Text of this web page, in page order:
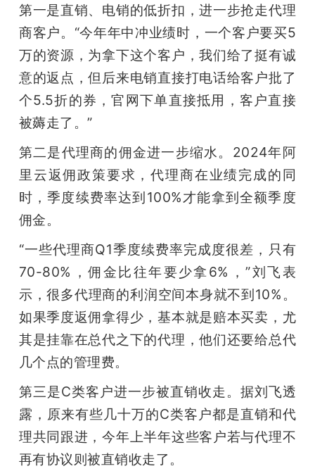
第一是直销、电销的低折扣，进一步抢走代理
商客户。“今年年中冲业绩时，一个客户要买5
万的资源，为拿下这个客户，我们给了挺有诚
意的返点，但后来电销直接打电话给客户批了
个5.5折的券，官网下单直接抵用，客户直接
被薅走了。”
第二是代理商的佣金进一步缩水。2024年阿
里云返佣政策要求，代理商在业绩完成的同
时，季度续费率达到100%才能拿到全额季度
佣金。
“一些代理商Q1季度续费率完成度很差，只有
70-80%，佣金比往年要少拿6%，”刘飞表
示，很多代理商的利润空间本身就不到10%。
如果季度返佣拿得少，基本就是赔本买卖，尤
其是挂靠在总代之下的代理，他们还要给总代
几个点的管理费。
第三是C类客户进一步被直销收走。据刘飞透
露，原来有些几十万的C类客户都是直销和代
理共同跟进，今年上半年这些客户若与代理不
再有协议则被直销收走了。